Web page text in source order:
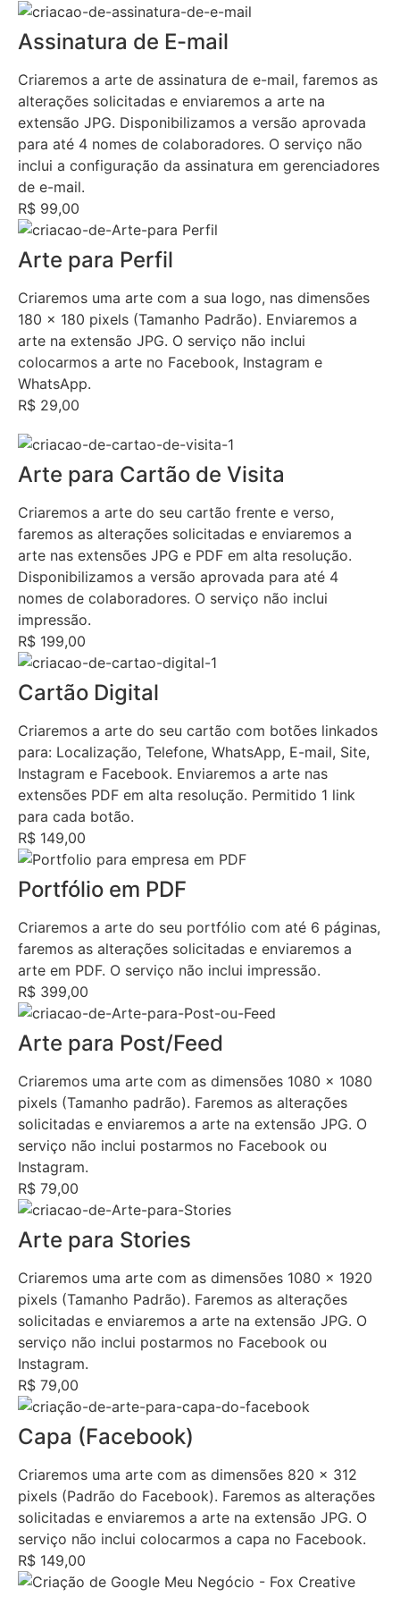
Assinatura de E-mail
Criaremos a arte de assinatura de e-mail, faremos as
alterações solicitadas e enviaremos a arte na
extensão JPG. Disponibilizamos a versão aprovada
para até 4 nomes de colaboradores. O serviço não
inclui a configuração da assinatura em gerenciadores
de e-mail.
R$ 99,00
Arte para Perfil
Criaremos uma arte com a sua logo, nas dimensões
180 x 180 pixels (Tamanho Padrão). Enviaremos a
arte na extensão JPG. O serviço não inclui
colocarmos a arte no Facebook, Instagram e
WhatsApp.
R$ 29,00
Arte para Cartão de Visita
Criaremos a arte do seu cartão frente e verso,
faremos as alterações solicitadas e enviaremos a
arte nas extensões JPG e PDF em alta resolução.
Disponibilizamos a versão aprovada para até 4
nomes de colaboradores. O serviço não inclui
impressão.
R$ 199,00
Cartão Digital
Criaremos a arte do seu cartão com botões linkados
para: Localização, Telefone, WhatsApp, E-mail, Site,
Instagram e Facebook. Enviaremos a arte nas
extensões PDF em alta resolução. Permitido 1 link
para cada botão.
R$ 149,00
Portfólio em PDF
Criaremos a arte do seu portfólio com até 6 páginas,
faremos as alterações solicitadas e enviaremos a
arte em PDF. O serviço não inclui impressão.
R$ 399,00
Arte para Post/Feed
Criaremos uma arte com as dimensões 1080 x 1080
pixels (Tamanho padrão). Faremos as alterações
solicitadas e enviaremos a arte na extensão JPG. O
serviço não inclui postarmos no Facebook ou
Instagram.
R$ 79,00
Arte para Stories
Criaremos uma arte com as dimensões 1080 x 1920
pixels (Tamanho Padrão). Faremos as alterações
solicitadas e enviaremos a arte na extensão JPG. O
serviço não inclui postarmos no Facebook ou
Instagram.
R$ 79,00
Capa (Facebook)
Criaremos uma arte com as dimensões 820 x 312
pixels (Padrão do Facebook). Faremos as alterações
solicitadas e enviaremos a arte na extensão JPG. O
serviço não inclui colocarmos a capa no Facebook.
R$ 149,00